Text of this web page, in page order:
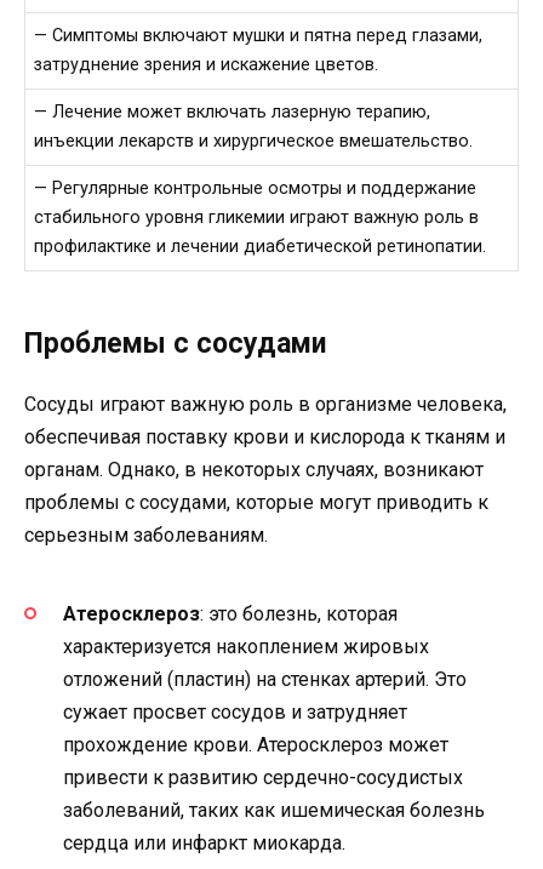
— Симптомы включают мушки и пятна перед глазами,
затруднение зрения и искажение цветов.
— Лечение может включать лазерную терапию,
инъекции лекарств и хирургическое вмешательство.
— Регулярные контрольные осмотры и поддержание
стабильного уровня гликемии играют важную роль в
профилактике и лечении диабетической ретинопатии.
Проблемы с сосудами
Сосуды играют важную роль в организме человека,
обеспечивая поставку крови и кислорода к тканям и
органам. Однако, в некоторых случаях, возникают
проблемы с сосудами, которые могут приводить к
серьезным заболеваниям.
Атеросклероз: это болезнь, которая
характеризуется накоплением жировых
отложений (пластин) на стенках артерий. Это
сужает просвет сосудов и затрудняет
прохождение крови. Атеросклероз может
привести к развитию сердечно-сосудистых
заболеваний, таких как ишемическая болезнь
сердца или инфаркт миокарда.